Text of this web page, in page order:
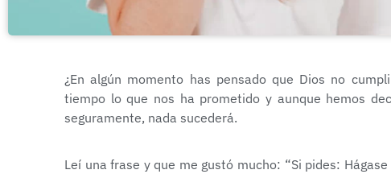
¿En algún momento has pensado que Dios no
tiempo lo que nos ha prometido y aunque hemos
seguramente, nada sucederá.
Leí una frase y que me gustó mucho: “Si pides: